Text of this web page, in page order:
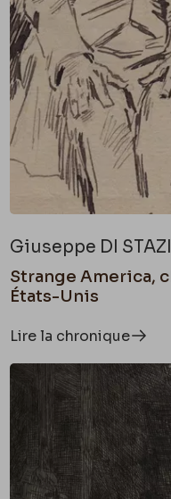
Giuseppe DI
Strange America,
États-Unis
Lire la chronique